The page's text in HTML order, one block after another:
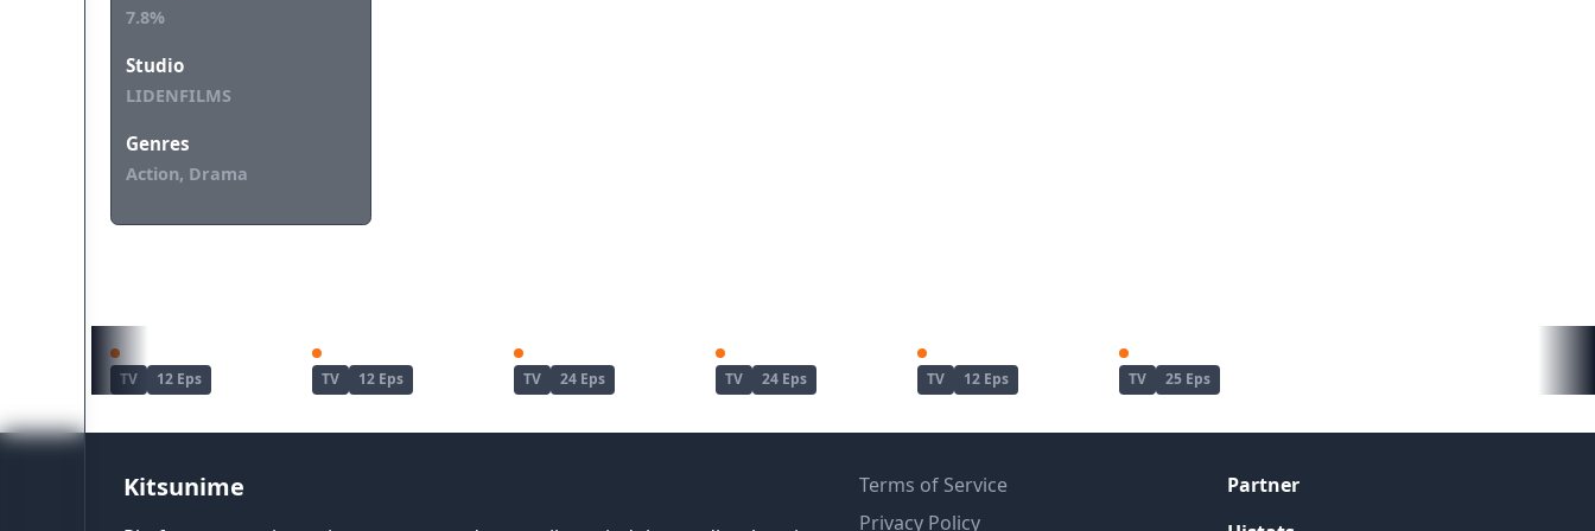
7.8%
Studio
LIDENFILMS
Genres
Action, Drama
TV 12 Eps TV 12 Eps TV 24 Eps TV 24 Eps TV 12 Eps TV 25 Eps
Kitsunime
Terms of Service
Privacy Policy
Partner